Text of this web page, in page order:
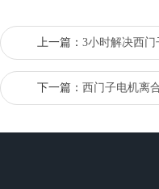
上一篇： 3小时解决西门
下一篇： 西门子电机离